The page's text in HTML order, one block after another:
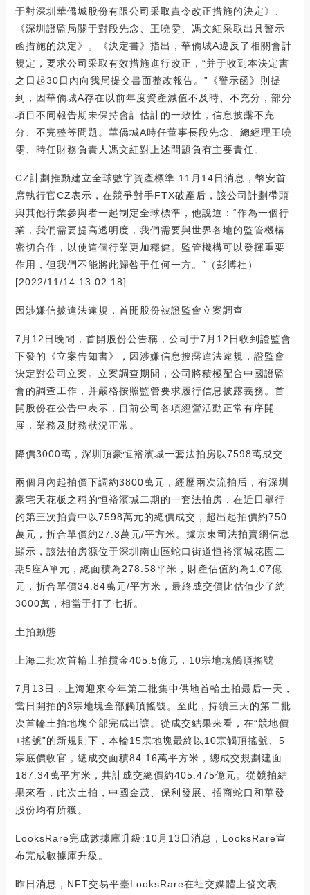
于對深圳華僑城股份有限公司采取責令改正措施的決定》、
《深圳證監局關于對段先念、王曉雯、馮文紅采取出具警示
函措施的決定》。《決定書》指出，華僑城A違反了相關會計
規定，要求公司采取有效措施進行改正，“并于收到本決定書
之日起30日內向我局提交書面整改報告。”《警示函》則提
到，因華僑城A存在以前年度資產減值不及時、不充分，部分
項目不同報告期未保持會計估計的一致性，信息披露不充
分、不完整等問題。華僑城A時任董事長段先念、總經理王曉
雯、時任財務負責人馮文紅對上述問題負有主要責任。
CZ計劃推動建立全球數字資產標準:11月14日消息，幣安首
席執行官CZ表示，在競爭對手FTX破產后，該公司計劃帶頭
與其他行業參與者一起制定全球標準，他說道：“作為一個行
業，我們需要提高透明度，我們需要與世界各地的監管機構
密切合作，以使這個行業更加穩健。監管機構可以發揮重要
作用，但我們不能將此歸咎于任何一方。”（彭博社）
[2022/11/14 13:02:18]
因涉嫌信披違法違規，首開股份被證監會立案調查
7月12日晚間，首開股份公告稱，公司于7月12日收到證監會
下發的《立案告知書》，因涉嫌信息披露違法違規，證監會
決定對公司立案。立案調查期間，公司將積極配合中國證監
會的調查工作，并嚴格按照監管要求履行信息披露義務。首
開股份在公告中表示，目前公司各項經營活動正常有序開
展，業務及財務狀況正常。
降價3000萬，深圳頂豪恒裕濱城一套法拍房以7598萬成交
兩個月內起拍價下調約3800萬元，經歷兩次流拍后，有深圳
豪宅天花板之稱的恒裕濱城二期的一套法拍房，在近日舉行
的第三次拍賣中以7598萬元的總價成交，超出起拍價約750
萬元，折合單價約27.3萬元/平方米。據京東司法拍賣網信息
顯示，該法拍房源位于深圳南山區蛇口街道恒裕濱城花園二
期5座A單元，總面積為278.58平米，財產估值約為1.07億
元，折合單價34.84萬元/平方米，最終成交價比估值少了約
3000萬，相當于打了七折。
土拍動態
上海二批次首輪土拍攬金405.5億元，10宗地塊觸頂搖號
7月13日，上海迎來今年第二批集中供地首輪土拍最后一天，
當日開拍的3宗地塊全部觸頂搖號。至此，持續三天的第二批
次首輪土拍地塊全部完成出讓。從成交結果來看，在“競地價
+搖號”的新規則下，本輪15宗地塊最終以10宗觸頂搖號、5
宗底價收官，總成交面積84.16萬平方米，總成交規劃建面
187.34萬平方米，共計成交總價約405.475億元。從競拍結
果來看，此次土拍，中國金茂、保利發展、招商蛇口和華發
股份均有所獲。
LooksRare完成數據庫升級:10月13日消息，LooksRare宣
布完成數據庫升級。
昨日消息，NFT交易平臺LooksRare在社交媒體上發文表